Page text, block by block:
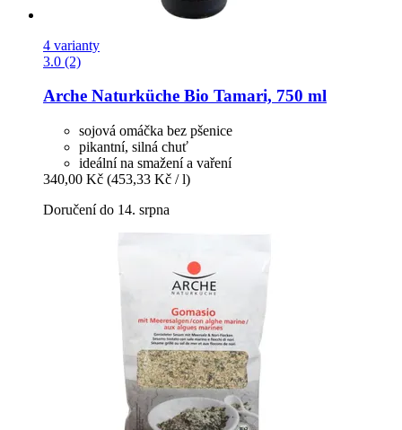
4 varianty
3.0 (2)
Arche Naturküche Bio Tamari, 750 ml
sojová omáčka bez pšenice
pikantní, silná chuť
ideální na smažení a vaření
340,00 Kč (453,33 Kč / l)
Doručení do 14. srpna